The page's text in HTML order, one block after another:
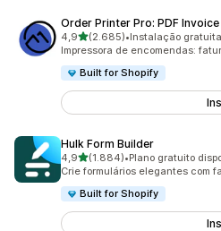
Order Printer Pro: PDF Invoice
4,9de 5 estrelas
(2.685)
2685 total de avaliações
•Instalação gratuita
Impressora de encomendas:
Built for Shopify
Hulk Form Builder
4,9de 5 estrelas
(1.884)
1884 total de avaliações
•Plano gratuito
Crie formulários elegantes com
Built for Shopify